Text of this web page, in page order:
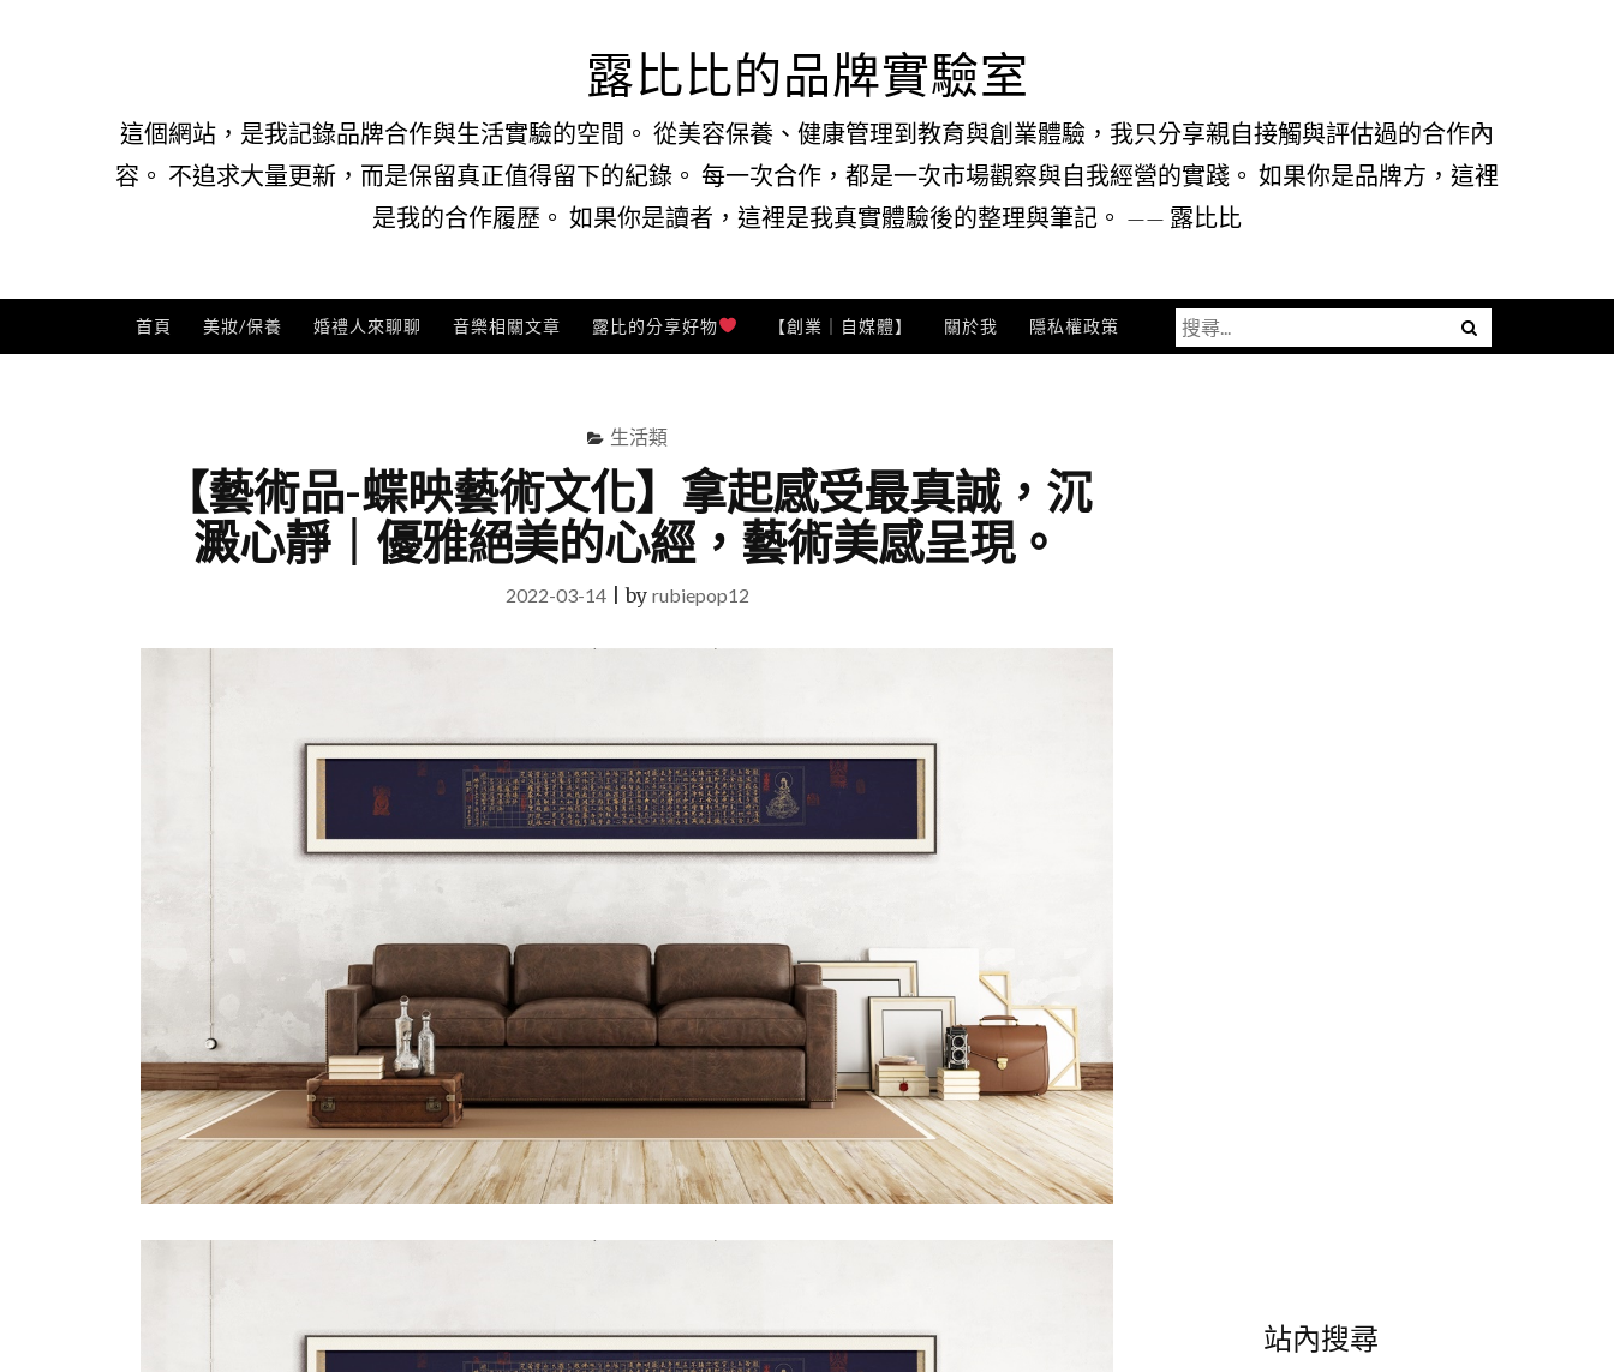
露比比的品牌實驗室
這個網站，是我記錄品牌合作與生活實驗的空間。 從美容保養、健康管理到教育與創業體驗，我只分享親自接觸與評估過的合作內
容。 不追求大量更新，而是保留真正值得留下的紀錄。 每一次合作，都是一次市場觀察與自我經營的實踐。 如果你是品牌方，這裡
是我的合作履歷。 如果你是讀者，這裡是我真實體驗後的整理與筆記。 —— 露比比
首頁 美妝/保養 婚禮人來聊聊 音樂相關文章 露比的分享好物 【創業｜自媒體】 關於我 隱私權政策 Menu
搜
尋
生活類
【藝術品-蝶映藝術文化】拿起感受最真誠，沉
澱心靜｜優雅絕美的心經，藝術美感呈現。
2022-03-14|by rubiepop12
站內搜尋